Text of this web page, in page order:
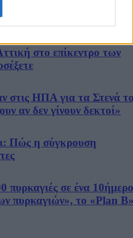
κηδεία του Άντριου
αντιδράσεις
στο επίκεντρο των
στις ΗΠΑ για τα Στενά
αν δεν γίνουν δεκτοί»
Πώς η σύγκρουση
σε ένα 10ήμερο
πυρκαγιών», το «Plan